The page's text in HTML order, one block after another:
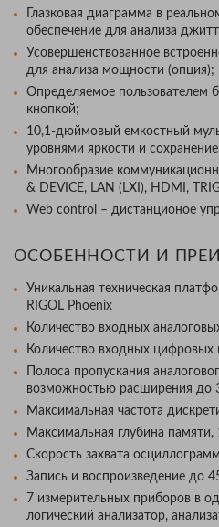
Глазковая диаграмма в
обеспечение для анализа
Усовершенствованное
для анализа мощности (опция);
Определяемое пользователем
кнопкой;
10,1-дюймовый емкостный
уровнями яркости и
Многообразие
& DEVICE, LAN (LXI), HDMI,
Web control – дистанционое
ОСОБЕННОСТИ И
Уникальная техническая
RIGOL Phoenix
Количество входных
Количество входных цифровых
Полоса пропускания
возможностью расширения до
Максимальная частота
Максимальная глубина
Скорость захвата
Запись и воспроизведение до
7 измерительных приборов в
логический анализатор,